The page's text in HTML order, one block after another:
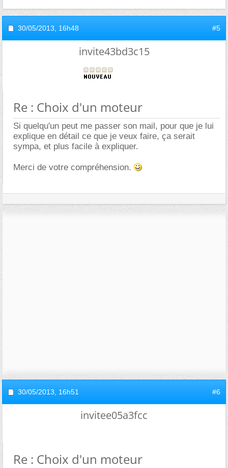
30/05/2013, 16h48 #5
invite43bd3c15
Re : Choix d'un moteur
Si quelqu'un peut me passer son mail, pour que je lui
explique en détail ce que je veux faire, ça serait
sympa, et plus facile à expliquer.
Merci de votre compréhension.
30/05/2013, 16h51 #6
invitee05a3fcc
Re : Choix d'un moteur